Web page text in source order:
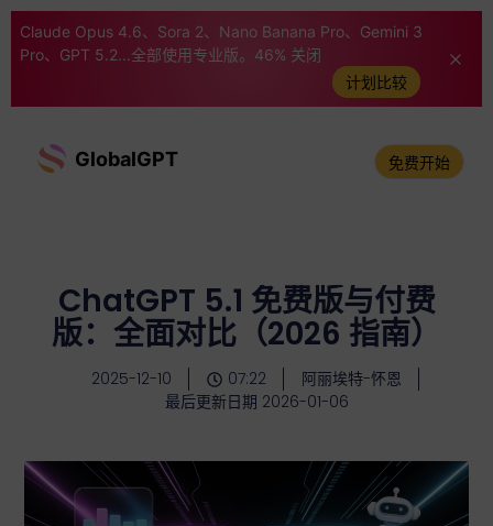
Claude Opus 4.6、Sora 2、Nano Banana Pro、Gemini 3
Pro、GPT 5.2...全部使用专业版。46% 关闭
计划比较
GlobalGPT 免费开始
ChatGPT 5.1 免费版与付费
版：全面对比（2026 指南）
2025-12-10 07:22
阿丽埃特-怀恩
最后更新日期 2026-01-06